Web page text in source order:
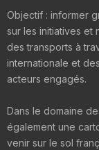
Objectif : informer
sur les initiatives et
des transports à
internationale et
acteurs engagés.
Dans le domaine
également une
venir sur le sol